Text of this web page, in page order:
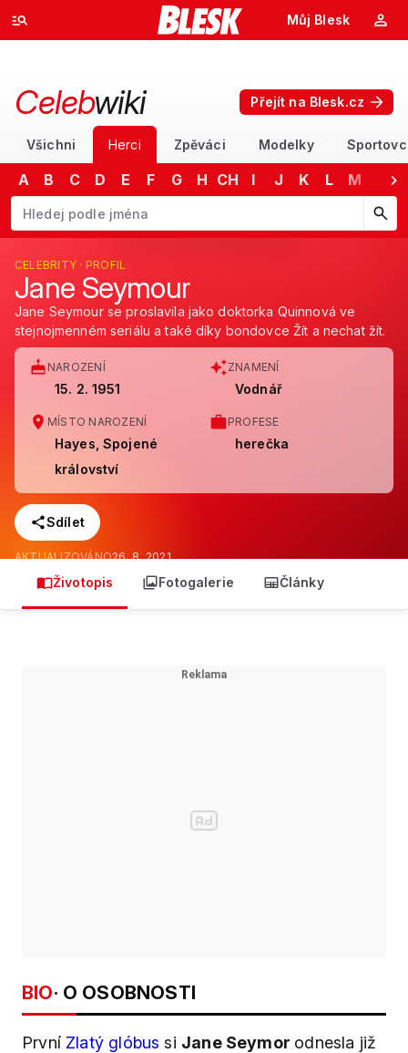
Můj Blesk
Celebwiki Přejít na Blesk.cz
Všichni Herci Zpěváci Modelky
A B C D E F G H CH I J K L M
Začněte psát jméno. Šipkami dolů a nahoru procházejte návrhy,
CELEBRITY · PROFIL
Jane Seymour
Jane Seymour se proslavila jako doktorka Quinnová ve
stejnojmenném seriálu a také díky bondovce Žít a nechat žít.
NAROZENÍ
15. 2. 1951
ZNAMENÍ
Vodnář
MÍSTO NAROZENÍ
Hayes, Spojené
království
PROFESE
herečka
Sdílet
AKTUALIZOVÁNO26. 8. 2021
Životopis Fotogalerie Články
BIO· O OSOBNOSTI
První Zlatý glóbus si Jane Seymor odnesla již